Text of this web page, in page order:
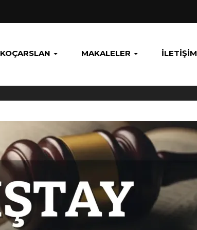
KOÇARSLAN MAKALELER İLETIŞIM